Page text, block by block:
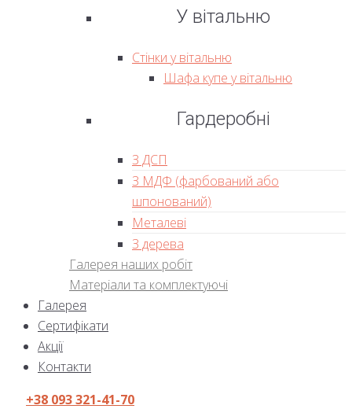
У вітальню
Стінки у вітальню
Шафа купе у вітальню
Гардеробні
З ДСП
З МДФ (фарбований або
шпонований)
Металеві
З дерева
Галерея наших робіт
Матеріали та комплектуючі
Галерея
Сертифікати
Акції
Контакти
+38 093 321-41-70